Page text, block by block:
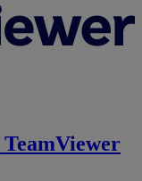
TeamViewer